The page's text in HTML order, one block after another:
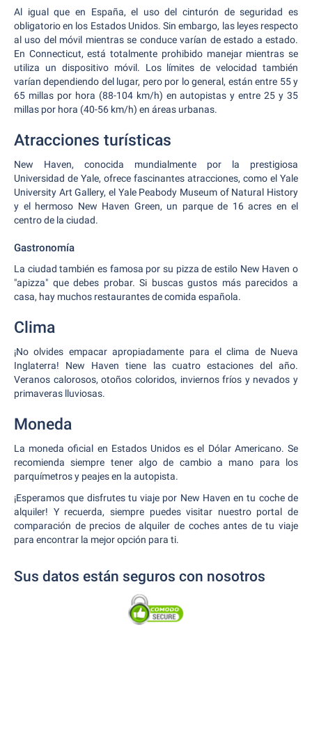
Al igual que en España, el uso del cinturón de seguridad es
obligatorio en los Estados Unidos. Sin embargo, las leyes respecto
al uso del móvil mientras se conduce varían de estado a estado.
En Connecticut, está totalmente prohibido manejar mientras se
utiliza un dispositivo móvil. Los límites de velocidad también
varían dependiendo del lugar, pero por lo general, están entre 55 y
65 millas por hora (88-104 km/h) en autopistas y entre 25 y 35
millas por hora (40-56 km/h) en áreas urbanas.
Atracciones turísticas
New Haven, conocida mundialmente por la prestigiosa
Universidad de Yale, ofrece fascinantes atracciones, como el Yale
University Art Gallery, el Yale Peabody Museum of Natural History
y el hermoso New Haven Green, un parque de 16 acres en el
centro de la ciudad.
Gastronomía
La ciudad también es famosa por su pizza de estilo New Haven o
"apizza" que debes probar. Si buscas gustos más parecidos a
casa, hay muchos restaurantes de comida española.
Clima
¡No olvides empacar apropiadamente para el clima de Nueva
Inglaterra! New Haven tiene las cuatro estaciones del año.
Veranos calorosos, otoños coloridos, inviernos fríos y nevados y
primaveras lluviosas.
Moneda
La moneda oficial en Estados Unidos es el Dólar Americano. Se
recomienda siempre tener algo de cambio a mano para los
parquímetros y peajes en la autopista.
¡Esperamos que disfrutes tu viaje por New Haven en tu coche de
alquiler! Y recuerda, siempre puedes visitar nuestro portal de
comparación de precios de alquiler de coches antes de tu viaje
para encontrar la mejor opción para ti.
Sus datos están seguros con nosotros